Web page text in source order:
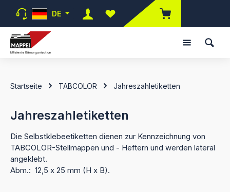
Zum Hauptinhalt springen
DE
Du hast 0 Produkte auf dem
Startseite TABCOLOR Jahreszahletiketten
Jahreszahletiketten
Die Selbstklebeetiketten dienen zur Kennzeichnung von
TABCOLOR-Stellmappen und - Heftern und werden lateral
angeklebt.
Abm.: 12,5 x 25 mm (H x B).